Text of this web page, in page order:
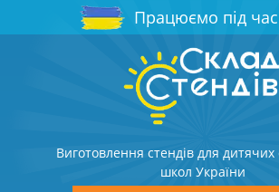
Працюємо під час
Виготовлення стендів для дитячих
школ України